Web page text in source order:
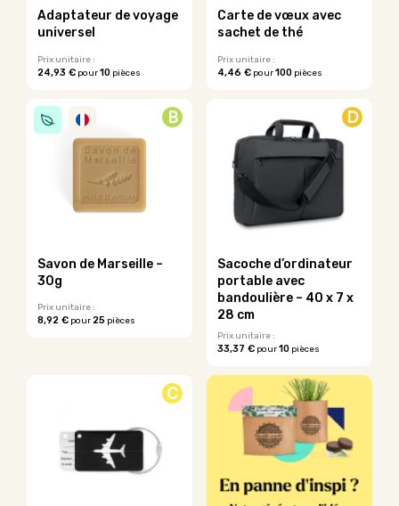
sur
du
produit
sur
du
produit
Adaptateur de voyage
universel
Prix unitaire :
24,93 € pour10 pièces
produit
a
plusieurs
variations.
peuvent
sur
la
page
du
produit
Carte de vœux avec
sachet de thé
Prix unitaire :
4,46 €pour100pièces
plusieurs
variations.
Les
options
peuvent
être
sur
la
page
du
produit
B
Savon de Marseille –
30g
Prix unitaire :
8,92 € pour25 pièces
options
peuvent
D
Sacoche d’ordinateur
portable avec
bandoulière – 40 x 7 x
28 cm
Prix unitaire :
33,37 €pour10pièces
produit
plusieurs
variations.
peuvent
C